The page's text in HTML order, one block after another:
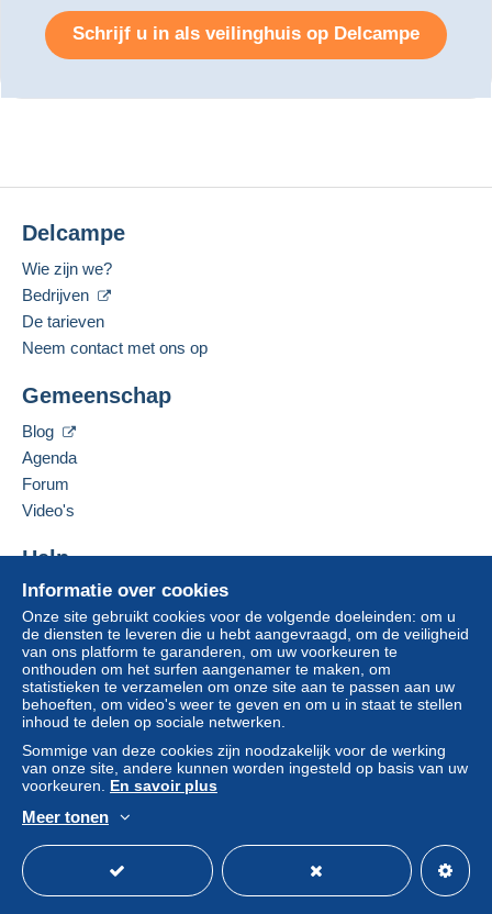
Schrijf u in als veilinghuis op Delcampe
Informatie over cookies
Onze site gebruikt cookies voor de volgende doeleinden: om u
de diensten te leveren die u hebt aangevraagd, om de veiligheid
van ons platform te garanderen, om uw voorkeuren te
onthouden om het surfen aangenamer te maken, om
statistieken te verzamelen om onze site aan te passen aan uw
behoeften, om video's weer te geven en om u in staat te stellen
inhoud te delen op sociale netwerken.
Sommige van deze cookies zijn noodzakelijk voor de werking
van onze site, andere kunnen worden ingesteld op basis van uw
voorkeuren. En savoir plus
Meer tonen
Delcampe
Wie zijn we?
Bedrijven
De tarieven
Neem contact met ons op
Gemeenschap
Blog
Agenda
Forum
Video's
Help
Hulpcentrum
Kopen op Delcampe
Verkopen op Delcampe
Een beveiligde website